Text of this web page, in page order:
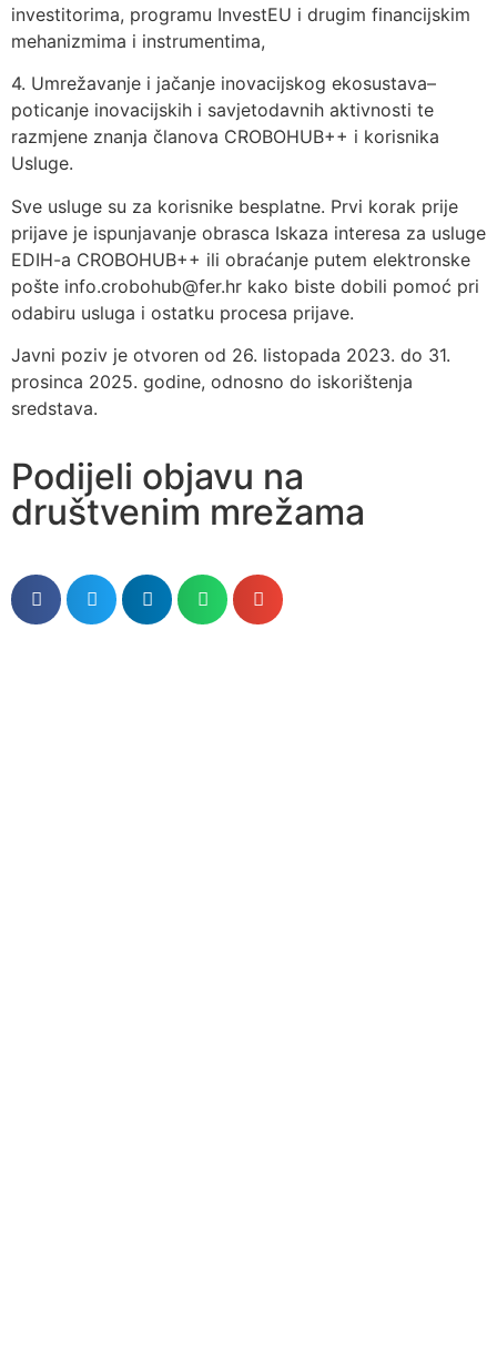
investitorima, programu InvestEU i drugim financijskim
mehanizmima i instrumentima,
4. Umrežavanje i jačanje inovacijskog ekosustava–
poticanje inovacijskih i savjetodavnih aktivnosti te
razmjene znanja članova CROBOHUB++ i korisnika
Usluge.
Sve usluge su za korisnike besplatne. Prvi korak prije
prijave je ispunjavanje obrasca Iskaza interesa za usluge
EDIH-a CROBOHUB++ ili obraćanje putem elektronske
pošte info.crobohub@fer.hr kako biste dobili pomoć pri
odabiru usluga i ostatku procesa prijave.
Javni poziv je otvoren od 26. listopada 2023. do 31.
prosinca 2025. godine, odnosno do iskorištenja
sredstava.
Podijeli objavu na
društvenim mrežama